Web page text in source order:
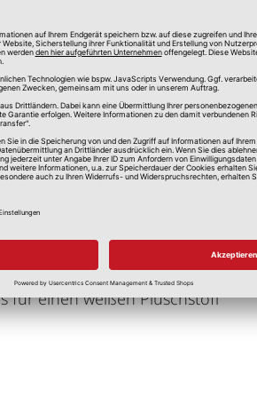
. Bei Fragen sprechen Sie bitte
können Sie für wenig Geld online
die Spieluhren führen, als
Stoff vor der Verarbeitung
Beispiel haben wir als Hauptstoff
für den Eulenkörper. Falls Sie
des Stoffes.
der Stoff weich anfühlt, wenn
haben wir einen pink
Schnabel empfiehlt sich ein
für einen weißen Plüschstoff